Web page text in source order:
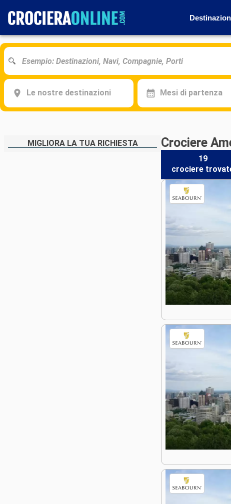
Le nostre destinazioni Mesi di partenza
MIGLIORA LA TUA RICHIESTA Crociere
19
crociere